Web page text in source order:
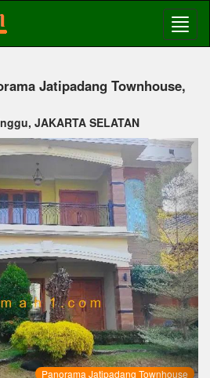
Jatipadang Townhouse,
JAKARTA SELATAN
Panorama Jatipadang Townhouse
Next